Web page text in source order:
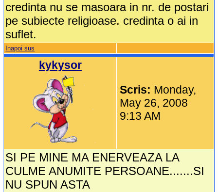
credinta nu se masoara in nr. de postari
pe subiecte religioase. credinta o ai in
suflet.
Inapoi sus
kykysor
Scris: Monday,
May 26, 2008
9:13 AM
SI PE MINE MA ENERVEAZA LA
CULME ANUMITE PERSOANE.......SI
NU SPUN ASTA